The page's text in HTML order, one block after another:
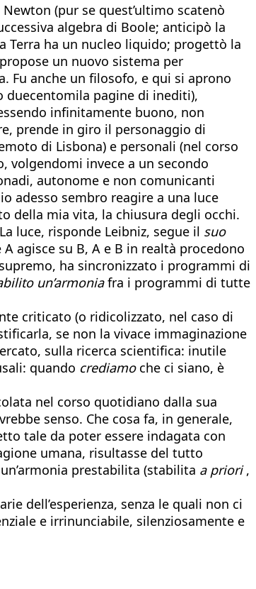
(pur se quest’ultimo scatenò
algebra di Boole; anticipò la
Terra ha un nucleo liquido; progettò la
un nuovo sistema per
Fu anche un filosofo, e qui si aprono
pagine di inediti),
infinitamente buono, non
prende in giro il personaggio di
di Lisbona) e personali (nel corso
volgendomi invece a un secondo
autonome e non comunicanti
adesso sembro reagire a una luce
della mia vita, la chiusura degli occhi.
luce, risponde Leibniz, segue il suo
agisce su B, A e B in realtà procedono
ha sincronizzato i programmi di
un’armoniafra i programmi di tutte
criticato (o ridicolizzato, nel caso di
se non la vivace immaginazione
sulla ricerca scientifica: inutile
quando crediamoche ci siano, è
nel corso quotidiano dalla sua
senso. Che cosa fa, in generale,
tale da poter essere indagata con
umana, risultasse del tutto
prestabilita (stabilita a priori,
dell’esperienza, senza le quali non ci
e irrinunciabile, silenziosamente e